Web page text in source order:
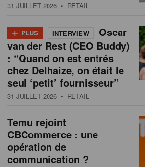
31 JUILLET 2026 • RETAIL
+ PLUS INTERVIEW
Oscar
van der Rest (CEO Buddy)
: “Quand on est entrés
chez Delhaize, on était le
seul ‘petit’ fournisseur”
31 JUILLET 2026 • RETAIL
Temu rejoint
CBCommerce : une
opération de
communication ?